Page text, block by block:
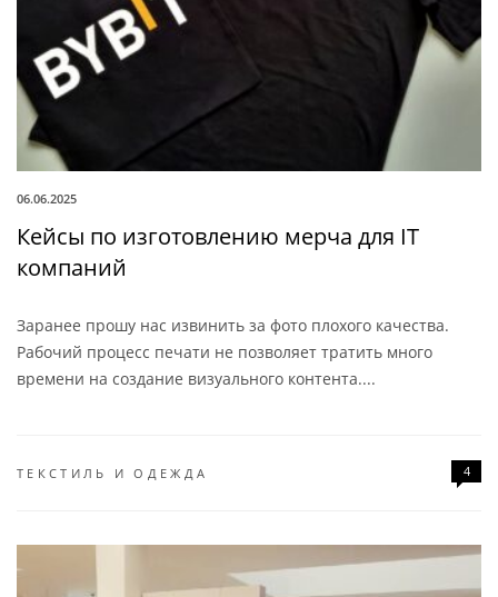
06.06.2025
Кейсы по изготовлению мерча для IT
компаний
Заранее прошу нас извинить за фото плохого качества.
Рабочий процесс печати не позволяет тратить много
времени на создание визуального контента....
ТЕКСТИЛЬ И ОДЕЖДА 4